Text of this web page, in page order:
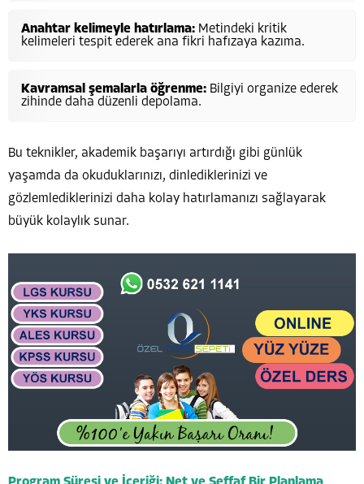
Anahtar kelimeyle hatırlama: Metindeki kritik
kelimeleri tespit ederek ana fikri hafızaya kazıma.
Kavramsal şemalarla öğrenme: Bilgiyi organize ederek
zihinde daha düzenli depolama.
Bu teknikler, akademik başarıyı artırdığı gibi günlük
yaşamda da okuduklarınızı, dinlediklerinizi ve
gözlemlediklerinizi daha kolay hatırlamanızı sağlayarak
büyük kolaylık sunar.